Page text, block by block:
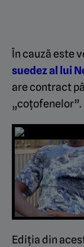
În cauză este
suedez al lui
are contract
„coțofenelor”.
Ediţia din